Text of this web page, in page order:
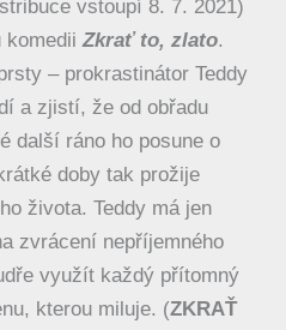
vstoupí 8. 7. 2021)
komediiZkrať to, zlato.
– prokrastinátor Teddy
a zjistí, že od obřadu
další ráno ho posune o
doby tak prožije
života. Teddy má jen
zvrácení nepříjemného
využít každý přítomný
kterou miluje. (ZKRAŤ